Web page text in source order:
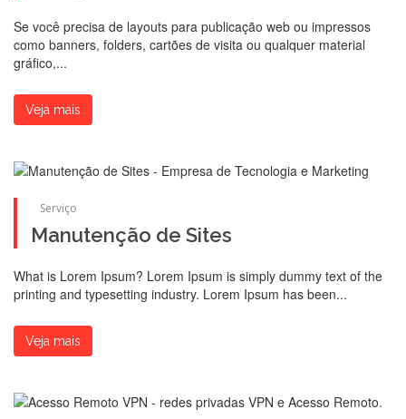
Se você precisa de layouts para publicação web ou impressos
como banners, folders, cartões de visita ou qualquer material
gráfico,...
Veja mais
Serviço
Manutenção de Sites
What is Lorem Ipsum? Lorem Ipsum is simply dummy text of the
printing and typesetting industry. Lorem Ipsum has been...
Veja mais